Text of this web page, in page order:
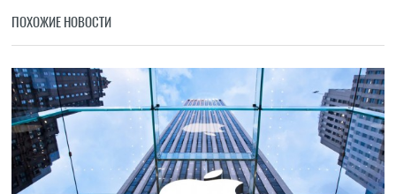
ПОХОЖИЕ НОВОСТИ